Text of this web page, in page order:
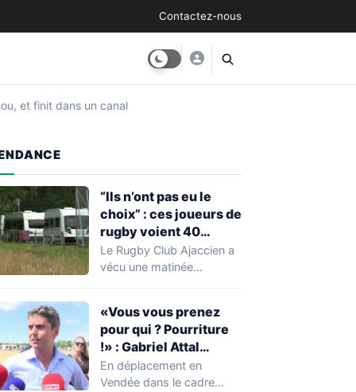
Contactez-nous
et finit dans un canal
“Ils n’ont pas eu le
choix” : ces joueurs de
rugby voient 40
caravanes de gens du
voyage s’installer
heure
Le Rugby Club Ajaccien a
vécu une matinée
découverte d'une…
«Vous vous prenez
pour qui ? Pourriture
!» : Gabriel Attal
chahuté sur un
campement illégal
En déplacement en
Vendée dans le cadre